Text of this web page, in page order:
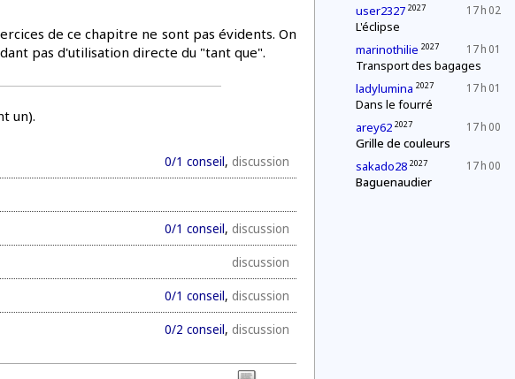
17 h 02
user2327 2027
L'éclipse
17 h 01
marinothilie 2027
Transport des bagages
17 h 01
ladylumina 2027
Dans le fourré
17 h 00
arey62 2027
Grille de couleurs
17 h 00
sakado28 2027
Baguenaudier
de ce chapitre ne sont pas évidents. On
pas d'utilisation directe du "tant que".
un).
0/1 conseil, discussion
0/1 conseil, discussion
discussion
0/1 conseil, discussion
0/2 conseil, discussion